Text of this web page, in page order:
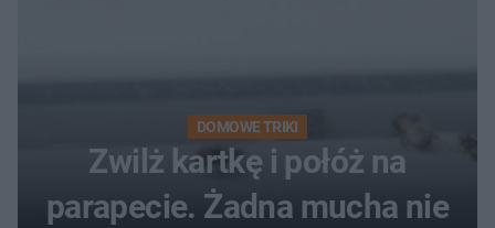
DOMOWE TRIKI
Zwilż kartkę i połóż na
parapecie. Żadna mucha nie